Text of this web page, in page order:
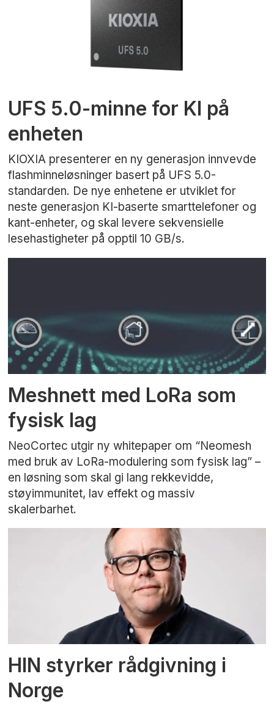
UFS 5.0-minne for KI på
enheten
KIOXIA presenterer en ny generasjon innvevde
flashminneløsninger basert på UFS 5.0-
standarden. De nye enhetene er utviklet for
neste generasjon KI-baserte smarttelefoner og
kant-enheter, og skal levere sekvensielle
lesehastigheter på opptil 10 GB/s.
Meshnett med LoRa som
fysisk lag
NeoCortec utgir ny whitepaper om “Neomesh
med bruk av LoRa-modulering som fysisk lag” –
en løsning som skal gi lang rekkevidde,
støyimmunitet, lav effekt og massiv
skalerbarhet.
HIN styrker rådgivning i
Norge